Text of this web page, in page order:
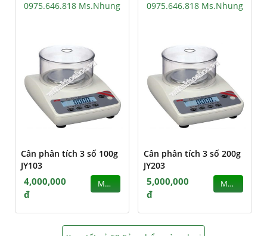
0975.646.818 Ms.Nhung
Cân phân tích 3 số 100g
JY103
4,000,000
đ
MUA
0975.646.818 Ms.Nhung
Cân phân tích 3 số 200g
JY203
5,000,000
đ
MUA